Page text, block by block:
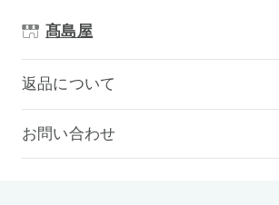
髙島屋
返品について
お問い合わせ